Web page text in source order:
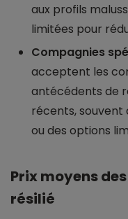
aux profils
limitées pour
Compagnies
acceptent les
antécédents de
récents, souvent
ou des options
Prix moyens
résilié